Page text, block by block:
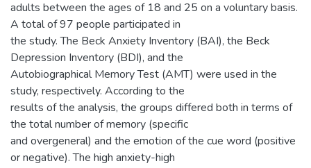
adults between the ages of 18 and 25 on a voluntary basis.
A total of 97 people participated in
the study. The Beck Anxiety Inventory (BAI), the Beck
Depression Inventory (BDI), and the
Autobiographical Memory Test (AMT) were used in the
study, respectively. According to the
results of the analysis, the groups differed both in terms of
the total number of memory (specific
and overgeneral) and the emotion of the cue word (positive
or negative). The high anxiety-high